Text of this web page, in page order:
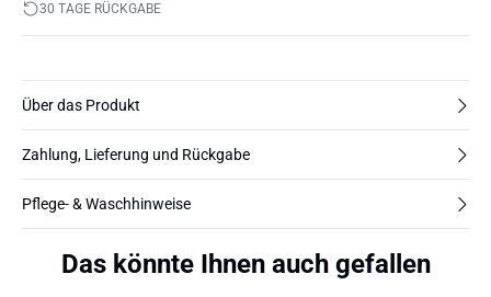
30 TAGE RÜCKGABE
Über das Produkt
Zahlung, Lieferung und Rückgabe
Pflege- & Waschhinweise
Das könnte Ihnen auch gefallen